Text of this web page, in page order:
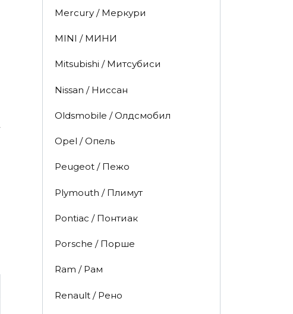
Mercury / Меркури
MINI / МИНИ
Mitsubishi / Митсубиси
Nissan / Ниссан
Oldsmobile / Олдсмобил
Opel / Опель
Peugeot / Пежо
Plymouth / Плимут
Pontiac / Понтиак
Porsche / Порше
Ram / Рам
Renault / Рено